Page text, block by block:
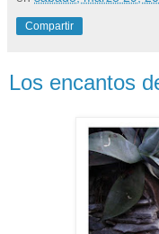
Compartir
Los encantos